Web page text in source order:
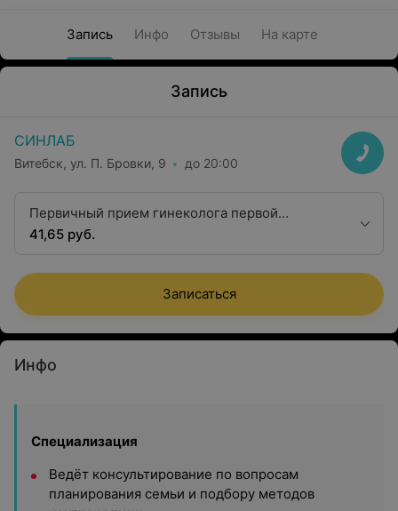
Запись Инфо Отзывы На карте
Запись
СИНЛАБ
Витебск, ул. П. Бровки, 9 до 20:00
Первичный прием гинеколога первой
категории
41,65 руб.
Записаться
Инфо
Специализация
Ведёт консультирование по вопросам
планирования семьи и подбору методов